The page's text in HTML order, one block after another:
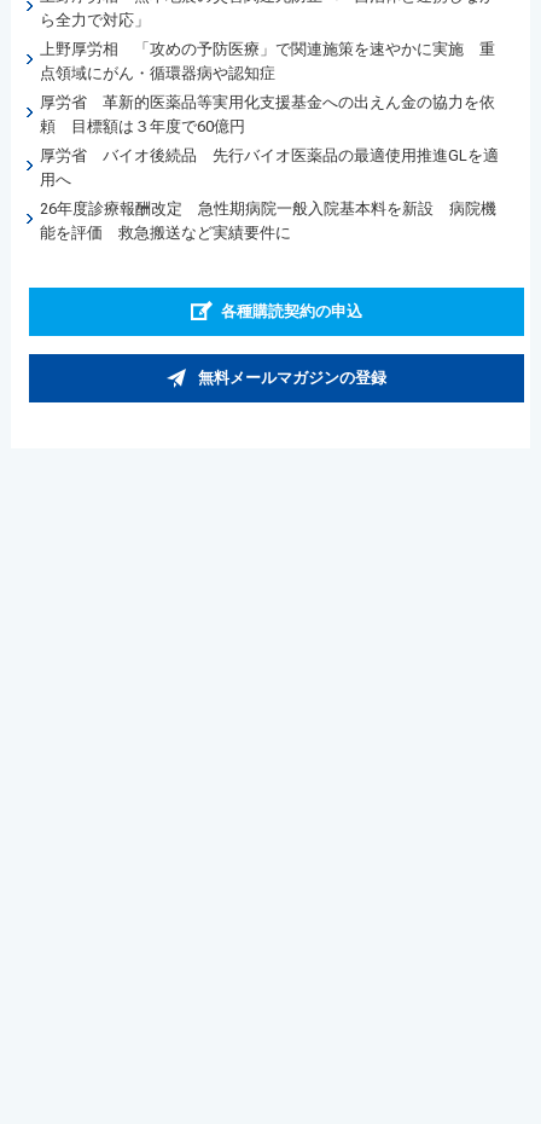
ら全力で対応」
上野厚労相 「攻めの予防医療」で関連施策を速やかに実施 重
点領域にがん・循環器病や認知症
厚労省 革新的医薬品等実用化支援基金への出えん金の協力を依
頼 目標額は３年度で60億円
厚労省 バイオ後続品 先行バイオ医薬品の最適使用推進GLを適
用へ
26年度診療報酬改定 急性期病院一般入院基本料を新設 病院機
能を評価 救急搬送など実績要件に
各種購読契約の申込
無料メールマガジンの登録